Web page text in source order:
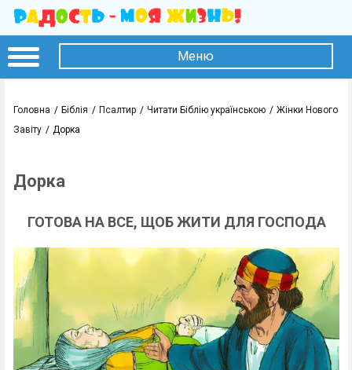
Меню
Головна Біблія Псалтир Читати Біблію українською
Жінки Нового
Завіту
Дорка
Дорка
ГОТОВА НА ВСЕ, ЩОБ ЖИТИ ДЛЯ ГОСПОДА